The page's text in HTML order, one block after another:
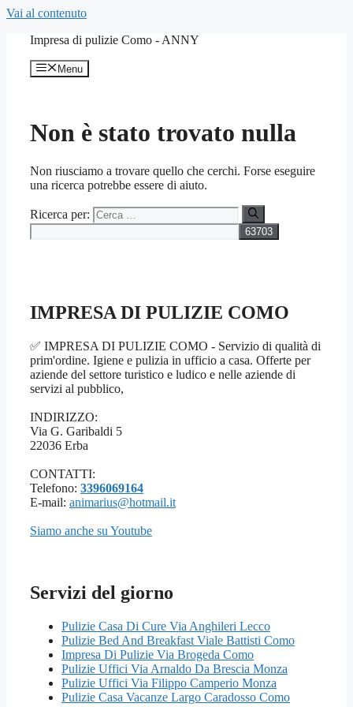
Vai al contenuto
Impresa di pulizie Como - ANNY
Menu
Non è stato trovato nulla
Non riusciamo a trovare quello che cerchi. Forse eseguire
una ricerca potrebbe essere di aiuto.
Ricerca per:
IMPRESA DI PULIZIE COMO
✅ IMPRESA DI PULIZIE COMO - Servizio di qualità di
prim'ordine. Igiene e pulizia in ufficio a casa. Offerte per
aziende del settore turistico e ludico e nelle aziende di
servizi al pubblico,
INDIRIZZO:
Via G. Garibaldi 5
22036 Erba
CONTATTI:
Telefono: 3396069164
E-mail: animarius@hotmail.it
Siamo anche su Youtube
Servizi del giorno
Pulizie Casa Di Cure Via Anghileri Lecco
Pulizie Bed And Breakfast Viale Battisti Como
Impresa Di Pulizie Via Brogeda Como
Pulizie Uffici Via Arnaldo Da Brescia Monza
Pulizie Uffici Via Filippo Camperio Monza
Pulizie Casa Vacanze Largo Caradosso Como